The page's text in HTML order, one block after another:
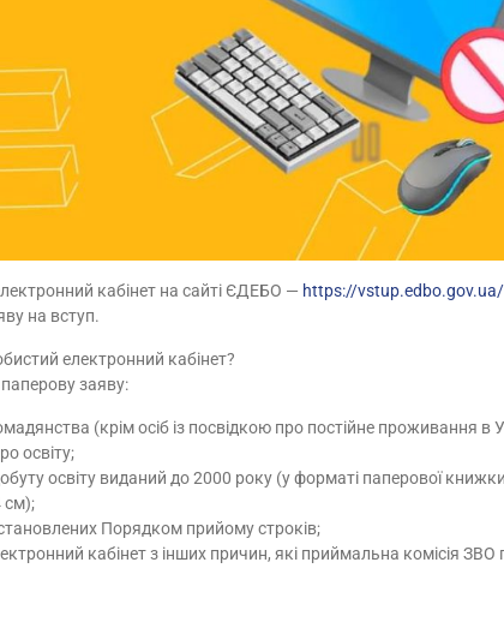
кабінет на сайті ЄДЕБО — https://vstup.edbo.gov.ua/
на вступ.
електронний кабінет?
заяву:
(крім осіб із посвідкою про постійне проживання в
освіту;
освіту виданий до 2000 року (у форматі паперової
см);
Порядком прийому строків;
кабінет з інших причин, які приймальна комісія ЗВО